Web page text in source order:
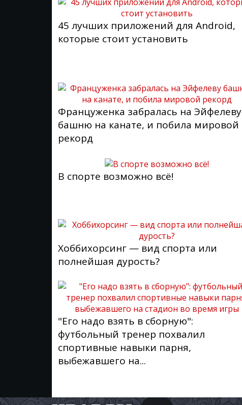
45 лучших приложений для Android,
которые стоит установить
Француженка забралась на Эйфелеву
башню на канате, и побила мировой
рекорд
В спорте возможно всё!
Хоббихорсинг — вид спорта или
полнейшая дурость?
"Его надо взять в сборную":
футбольный тренер похвалил
спортивные навыки парня,
выбежавшего на...